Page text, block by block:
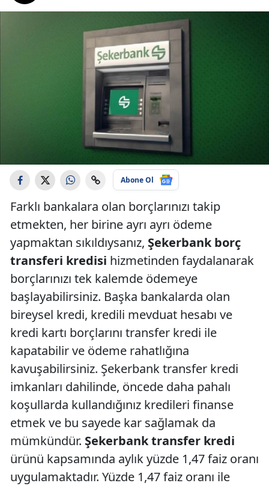
Abone Ol
Farklı bankalara olan borçlarınızı takip
etmekten, her birine ayrı ayrı ödeme
yapmaktan sıkıldıysanız, Şekerbank borç
transferi kredisi hizmetinden faydalanarak
borçlarınızı tek kalemde ödemeye
başlayabilirsiniz. Başka bankalarda olan
bireysel kredi, kredili mevduat hesabı ve
kredi kartı borçlarını transfer kredi ile
kapatabilir ve ödeme rahatlığına
kavuşabilirsiniz. Şekerbank transfer kredi
imkanları dahilinde, öncede daha pahalı
koşullarda kullandığınız kredileri finanse
etmek ve bu sayede kar sağlamak da
mümkündür. Şekerbank transfer kredi
ürünü kapsamında aylık yüzde 1,47 faiz oranı
uygulamaktadır. Yüzde 1,47 faiz oranı ile